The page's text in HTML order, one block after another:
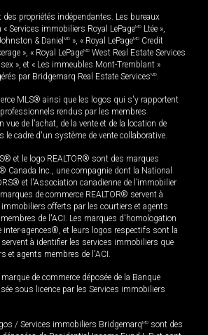
propriétés indépendantes. Les bureaux
Services immobiliers Royal LePageMD Ltée »,
& Daniel MD », « Royal LePageMD Credit
», « Royal LePageMD West Real Estate Services
», et « Les immeubles Mont-Tremblant »
par Bridgemarq Real Estate ServicesMD.
MLS® ainsi que les logos qui s'y rapportent
rendus par les membres
vue de l'achat, de la vente et de la location de
cadre d'un système de vente collaborative.
et le logo REALTOR® sont des marques
Canada Inc., une compagnie dont la National
et l'Association canadienne de l’immobilier
de commerce REALTOR® servent à
offerts par les courtiers et agents
de l'ACI. Les marques d'homologation
agences®, et leurs logos respectifs sont la
à identifier les services immobiliers que
et agents membres de l'ACI.
de commerce déposée de la Banque
sous licence par les Services immobiliers
/ Services immobiliers BridgemarqMD sont des